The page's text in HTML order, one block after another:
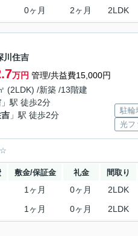
0ヶ月 2ヶ月 2LDK
川住吉
万円 管理/共益費15,000円
(2LDK) /新築 /13階建
」駅 徒歩2分
」駅 徒歩2分 駐輪
光フ
☆
敷金/保証金 礼金 間取り
1ヶ月 0ヶ月 2LDK
1ヶ月 0ヶ月 2LDK